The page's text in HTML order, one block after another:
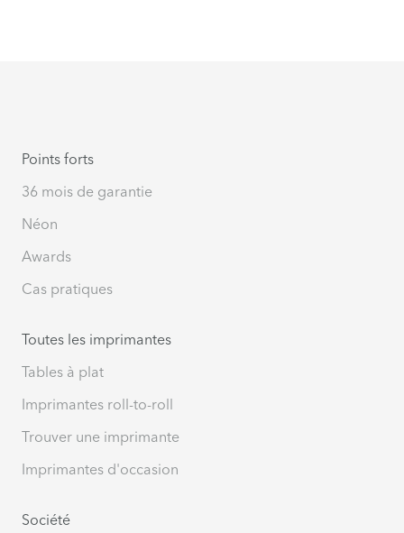
Points forts
36 mois de garantie
Néon
Awards
Cas pratiques
Toutes les imprimantes
Tables à plat
Imprimantes roll-to-roll
Trouver une imprimante
Imprimantes d'occasion
Société